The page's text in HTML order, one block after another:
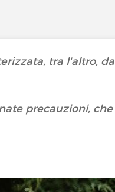
tra l'altro, da
precauzioni, che